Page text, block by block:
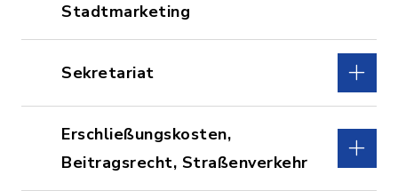
Stadtmarketing
Sekretariat
Erschließungskosten,
Beitragsrecht, Straßenverkehr